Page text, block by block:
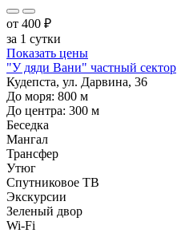
от 400 ₽
за 1 сутки
Показать цены
"У дяди Вани" частный сектор
Кудепста, ул. Дарвина, 36
До моря: 800 м
До центра: 300 м
Беседка
Мангал
Трансфер
Утюг
Спутниковое ТВ
Экскурсии
Зеленый двор
Wi-Fi